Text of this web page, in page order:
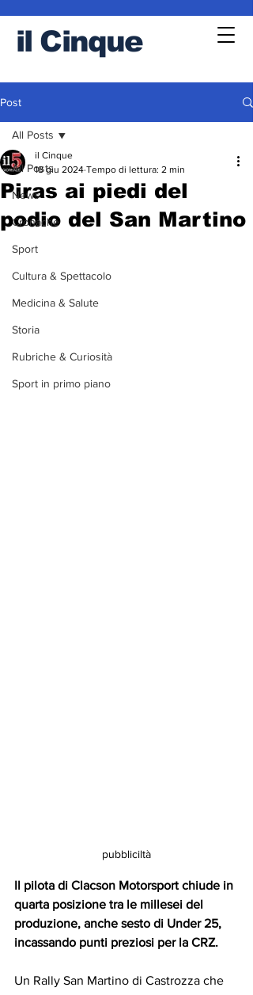
il Cinque
Post
All Posts
News
Cronache
Sport
Cultura & Spettacolo
Medicina & Salute
Storia
Rubriche & Curiosità
Sport in primo piano
All Posts
Piras ai piedi del
podio del San Martino
il Cinque
18 giu 2024 Tempo di lettura: 2 min
pubbliciltà
Il pilota di Clacson Motorsport chiude in
quarta posizione tra le millesei del
produzione, anche sesto di Under 25,
incassando punti preziosi per la CRZ.
Un Rally San Martino di Castrozza che